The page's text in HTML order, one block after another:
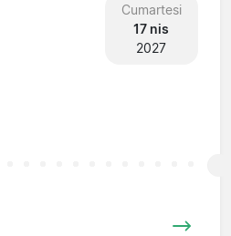
Cumartesi
17 nis
2027